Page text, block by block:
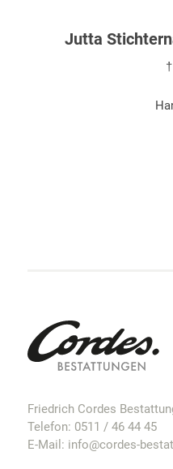
Jutta
Friedrich Cordes
Telefon: 0511 / 46 44 45
E-Mail: info@cordes-